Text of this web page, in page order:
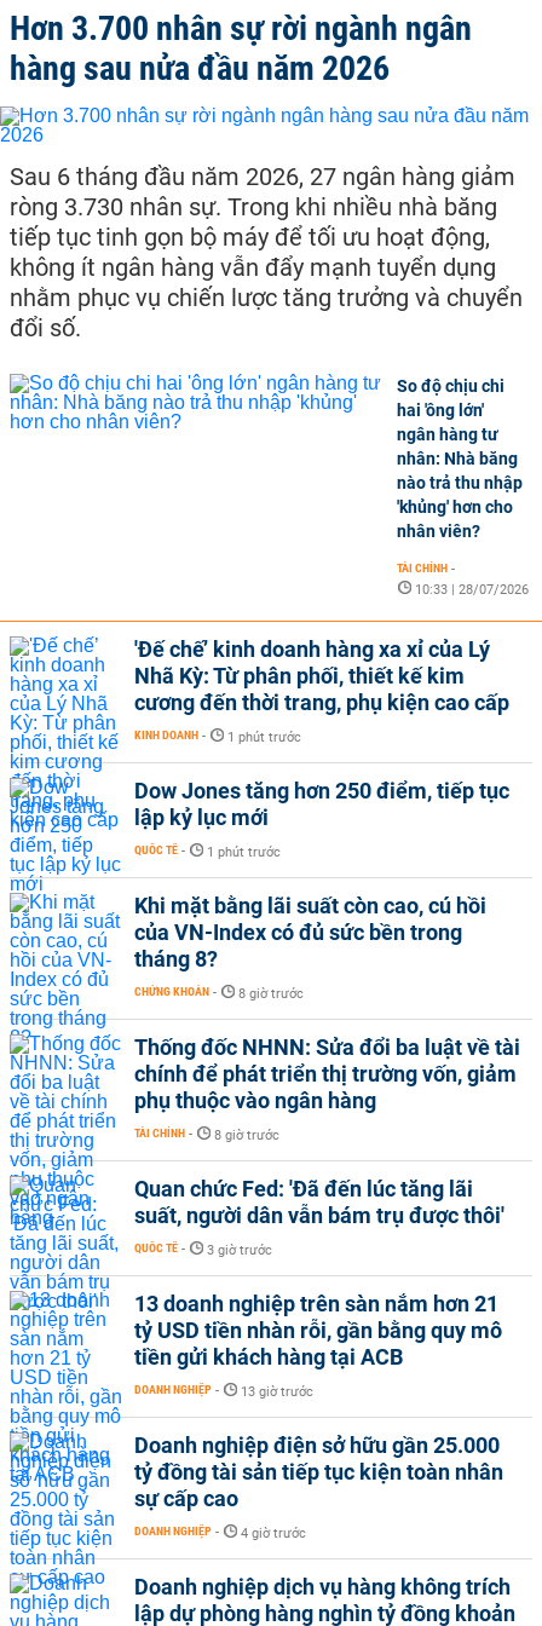
Hơn 3.700 nhân sự rời ngành ngân
hàng sau nửa đầu năm 2026
Sau 6 tháng đầu năm 2026, 27 ngân hàng giảm
ròng 3.730 nhân sự. Trong khi nhiều nhà băng
tiếp tục tinh gọn bộ máy để tối ưu hoạt động,
không ít ngân hàng vẫn đẩy mạnh tuyển dụng
nhằm phục vụ chiến lược tăng trưởng và chuyển
đổi số.
So độ chịu chi
hai 'ông lớn'
ngân hàng tư
nhân: Nhà băng
nào trả thu nhập
'khủng' hơn cho
nhân viên?
TÀI CHÍNH -
10:33 | 28/07/2026
'Đế chế’ kinh doanh hàng xa xỉ của Lý
Nhã Kỳ: Từ phân phối, thiết kế kim
cương đến thời trang, phụ kiện cao cấp
KINH DOANH - 1 phút trước
Dow Jones tăng hơn 250 điểm, tiếp tục
lập kỷ lục mới
QUỐC TẾ - 1 phút trước
Khi mặt bằng lãi suất còn cao, cú hồi
của VN-Index có đủ sức bền trong
tháng 8?
CHỨNG KHOÁN - 8 giờ trước
Thống đốc NHNN: Sửa đổi ba luật về tài
chính để phát triển thị trường vốn, giảm
phụ thuộc vào ngân hàng
TÀI CHÍNH - 8 giờ trước
Quan chức Fed: 'Đã đến lúc tăng lãi
suất, người dân vẫn bám trụ được thôi'
QUỐC TẾ - 3 giờ trước
13 doanh nghiệp trên sàn nắm hơn 21
tỷ USD tiền nhàn rỗi, gần bằng quy mô
tiền gửi khách hàng tại ACB
DOANH NGHIỆP - 13 giờ trước
Doanh nghiệp điện sở hữu gần 25.000
tỷ đồng tài sản tiếp tục kiện toàn nhân
sự cấp cao
DOANH NGHIỆP - 4 giờ trước
Doanh nghiệp dịch vụ hàng không trích
lập dự phòng hàng nghìn tỷ đồng khoản